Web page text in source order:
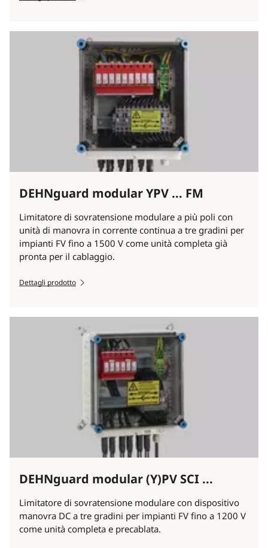
DEHNguard modular YPV ... FM
Limitatore di sovratensione modulare a più poli con
unità di manovra in corrente continua a tre gradini per
impianti FV fino a 1500 V come unità completa già
pronta per il cablaggio.
Dettagli prodotto
DEHNguard modular (Y)PV SCI ...
Limitatore di sovratensione modulare con dispositivo
manovra DC a tre gradini per impianti FV fino a 1200 V
come unità completa e precablata.